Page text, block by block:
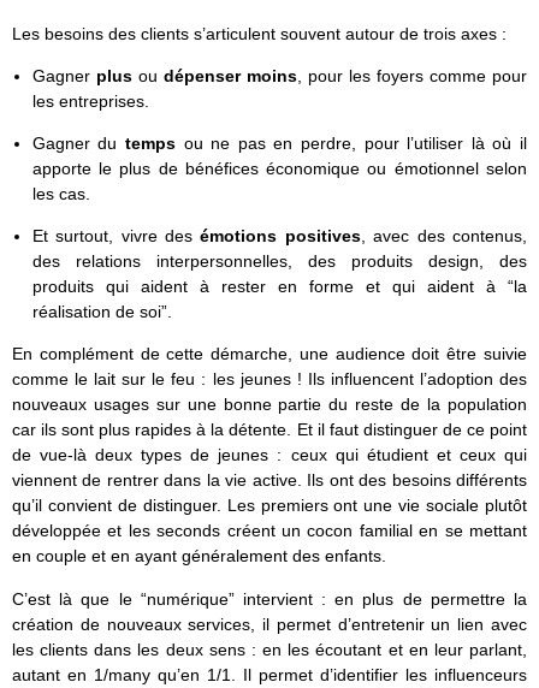
Les besoins des clients s’articulent souvent autour de trois axes :
Gagner plus ou dépenser moins, pour les foyers comme pour
les entreprises.
Gagner dutemps ou ne pas en perdre, pour l’utiliser là où il
apporte le plus de bénéfices économique ou émotionnel selon
les cas.
Et surtout, vivre desémotions positives, avec des contenus,
des relations interpersonnelles, des produits design, des
produits qui aident à rester en forme et qui aident à “la
réalisation de soi”.
En complément de cette démarche, une audience doit être suivie
comme le lait sur le feu : les jeunes ! Ils influencent l’adoption des
nouveaux usages sur une bonne partie du reste de la population
car ils sont plus rapides à la détente. Et il faut distinguer de ce point
de vue-là deux types de jeunes : ceux qui étudient et ceux qui
viennent de rentrer dans la vie active. Ils ont des besoins différents
qu’il convient de distinguer. Les premiers ont une vie sociale plutôt
développée et les seconds créent un cocon familial en se mettant
en couple et en ayant généralement des enfants.
C’est là que le “numérique” intervient : en plus de permettre la
création de nouveaux services, il permet d’entretenir un lien avec
les clients dans les deux sens : en les écoutant et en leur parlant,
autant en 1/many qu’en 1/1. Il permet d’identifier les influenceurs